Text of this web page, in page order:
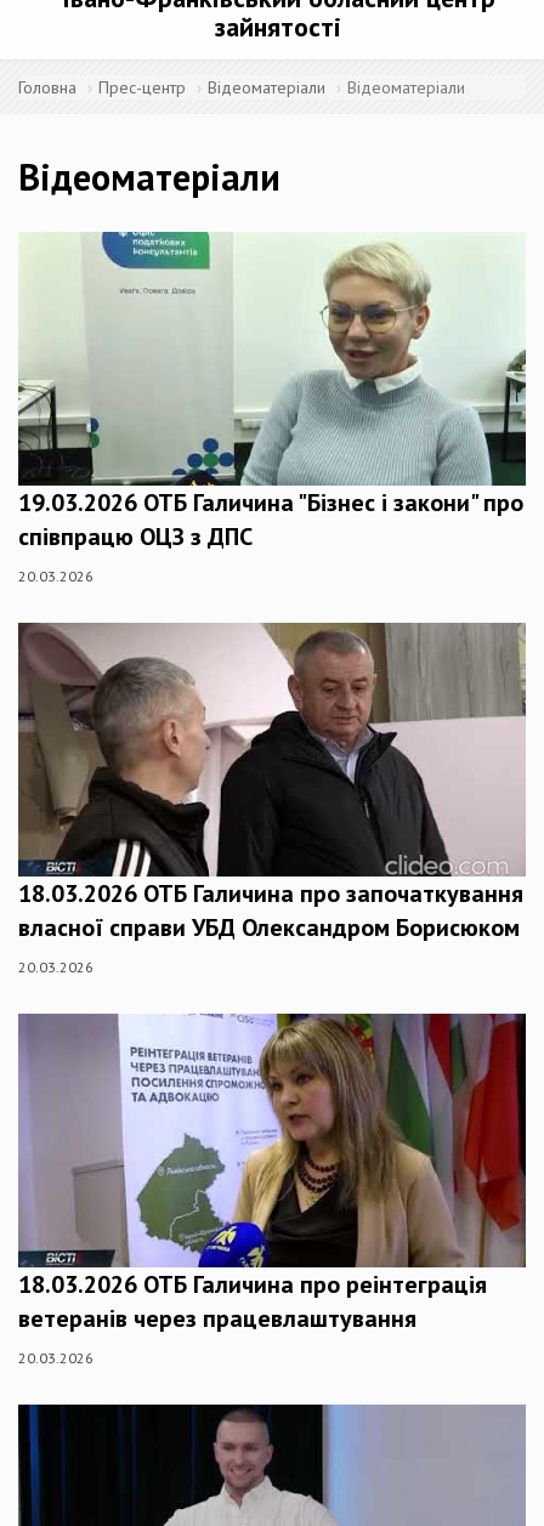
зайнятості
Головна Прес-центр Відеоматеріали Відеоматеріали
Відеоматеріали
19.03.2026 ОТБ Галичина "Бізнес і закони" про
співпрацю ОЦЗ з ДПС
20.03.2026
18.03.2026 ОТБ Галичина про започаткування
власної справи УБД Олександром Борисюком
20.03.2026
18.03.2026 ОТБ Галичина про реінтеграція
ветеранів через працевлаштування
20.03.2026